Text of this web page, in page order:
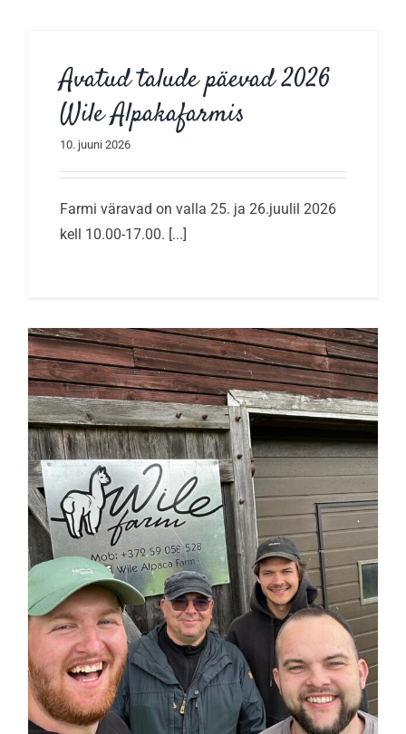
Avatud talude päevad 2026
Wile Alpakafarmis
10. juuni 2026
Farmi väravad on valla 25. ja 26.juulil 2026
kell 10.00-17.00. [...]